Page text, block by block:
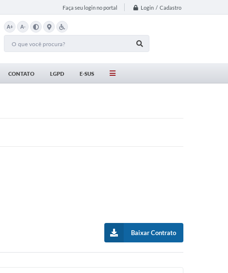
Faça seu login no portal Login / Cadastro
A+ A-
CONTATO LGPD E-SUS
Baixar Contrato